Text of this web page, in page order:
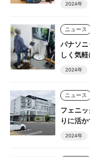
2024年
ニュース
パナソ
しく気
2024年
ニュース
フェニ
りに活
2024年